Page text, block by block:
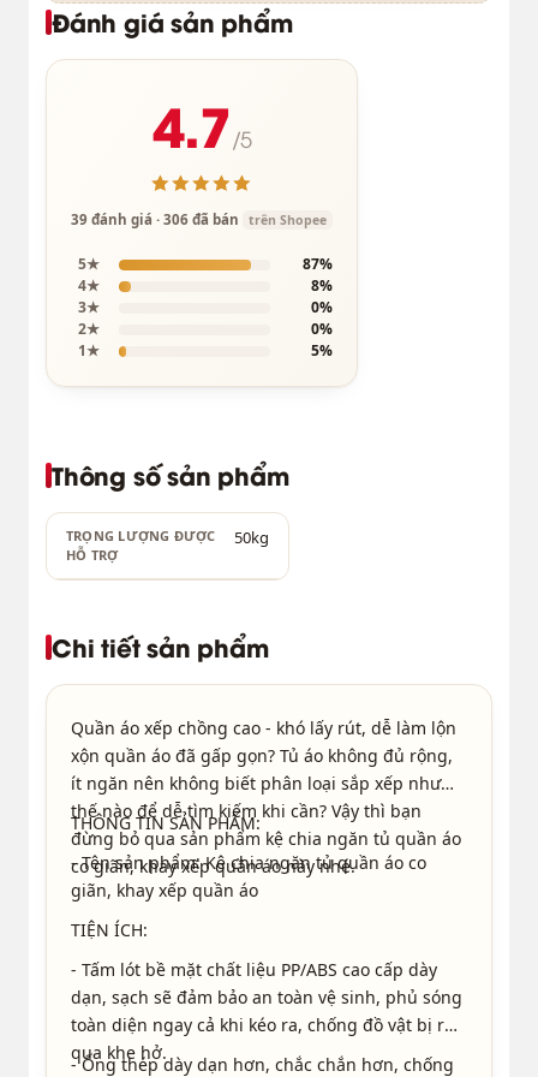
Đánh giá sản phẩm
4.7 /5
39 đánh giá · 306 đã bán trên Shopee
5★
87%
4★
8%
3★
0%
2★
0%
1★
5%
Thông số sản phẩm
TRỌNG LƯỢNG ĐƯỢC
HỖ TRỢ
50kg
Chi tiết sản phẩm
Quần áo xếp chồng cao - khó lấy rút, dễ làm lộn
xộn quần áo đã gấp gọn? Tủ áo không đủ rộng,
ít ngăn nên không biết phân loại sắp xếp như
thế nào để dễ tìm kiếm khi cần? Vậy thì bạn
đừng bỏ qua sản phẩm kệ chia ngăn tủ quần áo
co giãn, khay xếp quần áo này nhé.
THÔNG TIN SẢN PHẨM:
- Tên sản phẩm: Kệ chia ngăn tủ quần áo co
giãn, khay xếp quần áo
TIỆN ÍCH:
- Tấm lót bề mặt chất liệu PP/ABS cao cấp dày
dạn, sạch sẽ đảm bảo an toàn vệ sinh, phủ sóng
toàn diện ngay cả khi kéo ra, chống đồ vật bị rớt
qua khe hở.
- Ống thép dày dạn hơn, chắc chắn hơn, chống